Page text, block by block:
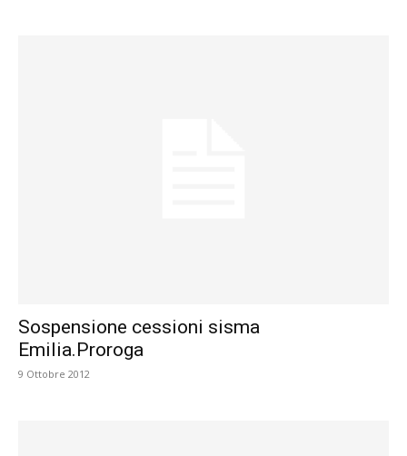
Sospensione cessioni sisma
Emilia.Proroga
9 Ottobre 2012